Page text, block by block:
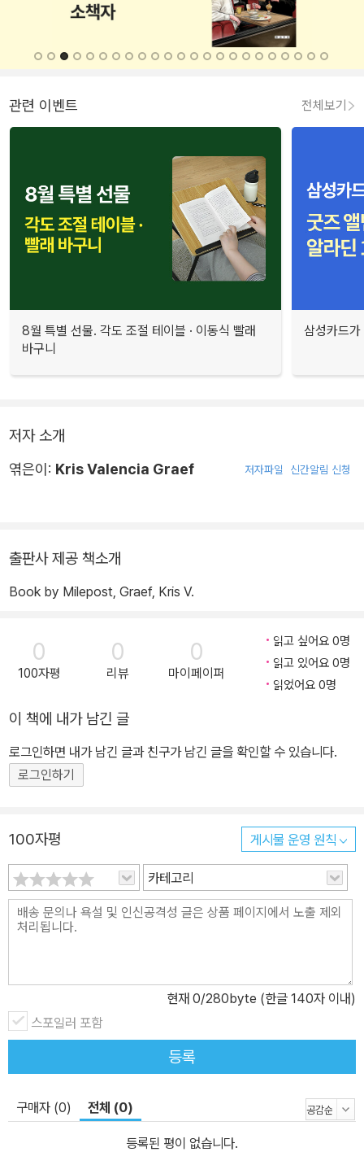
관련 이벤트 전체보기
8월 특별 선물. 각도 조절 테이블 · 이동식 빨래
바구니
삼성카드
저자 소개
엮은이: Kris Valencia Graef 저자파일 신간알림 신청
출판사 제공 책소개
Book by Milepost, Graef, Kris V.
0
100자평
0
리뷰
0
마이페이퍼
읽고 싶어요 0명
읽고 있어요 0명
읽었어요 0명
이 책에 내가 남긴 글
로그인하면 내가 남긴 글과 친구가 남긴 글을 확인할 수 있습니다.
로그인하기
100자평 게시물 운영 원칙
카테고리
현재 0/280byte (한글 140자 이내)
스포일러 포함
등록
구매자 (0) 전체 (0)
등록된 평이 없습니다.